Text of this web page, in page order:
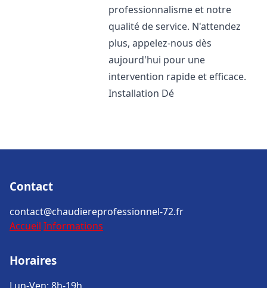
professionnalisme et notre
qualité de service. N'attendez
plus, appelez-nous dès
aujourd'hui pour une
intervention rapide et efficace.
Installation Dé
Contact
contact@chaudiereprofessionnel-72.fr
Accueil Informations
Horaires